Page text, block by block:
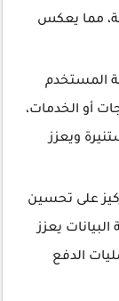
مما يعكس
المستخدم
أو الخدمات،
ويعزز
على تحسين
يعزز
الدفع